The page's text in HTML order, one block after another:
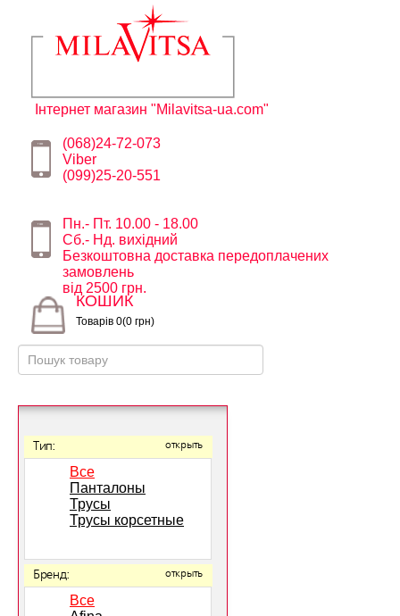
Інтернет магазин "Milavitsa-ua.com"
(068)24-72-073
Viber
(099)25-20-551
Пн.- Пт. 10.00 - 18.00
Сб.- Нд. вихідний
Безкоштовна доставка передоплачених
замовлень
від 2500 грн.
КОШИК
Товарів 0(0 грн)
Тип: открыть
Все
Панталоны
Трусы
Трусы корсетные
Бренд: открыть
Все